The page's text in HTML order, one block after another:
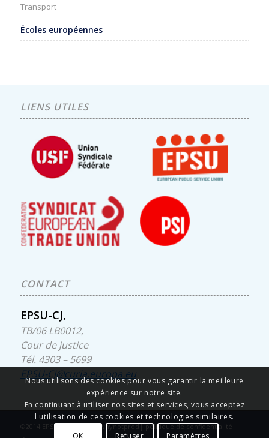
Transport
Écoles européennes
LIENS UTILES
CONTACT
EPSU-CJ,
TB/06 LB0012,
Cour de justice
Tél. 4303 – 5699
EPSU-CJ@curia.europa.eu
©2014 EPSU CJ | site parwhynotprod|politique de confidentialité
Nous utilisons des cookies pour vous garantir la meilleure
expérience sur notre site.
En continuant à utiliser nos sites et services, vous acceptez
l'utilisation de ces cookies et technologies similaires.
OK
Refuser Paramètres